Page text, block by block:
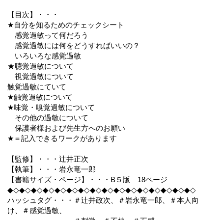
【目次】・・・
★自分を知るためのチェックシート
感覚過敏って何だろう
感覚過敏には何をどうすればいいの？
いろいろな感覚過敏
★聴覚過敏について
視覚過敏について
触覚過敏にていて
★触覚過敏について
★味覚・嗅覚過敏について
その他の過敏について
保護者様および先生方へのお願い
★＝記入できるワークがあります
【監修】・・・辻井正次
【執筆】・・・岩永竜一郎
【書籍サイズ・ページ】・・・B５版 18ページ
◆◇◆◇◆◇◆◇◆◇◆◇◆◇◆◇◆◇◆◇◆◇◆◇◆◇◆◇◆◇◆◇
ハッシュタグ・・・＃辻井政次、＃岩永竜一郎、＃本人向
け、＃感覚過敏、